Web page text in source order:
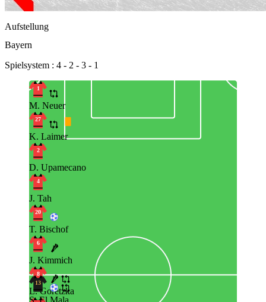
Aufstellung
Bayern
Spielsystem : 4 - 2 - 3 - 1
1
M. Neuer
27
K. Laimer
2
D. Upamecano
4
J. Tah
20
T. Bischof
6
J. Kimmich
8
L. Goretzka
13
S. El Mala